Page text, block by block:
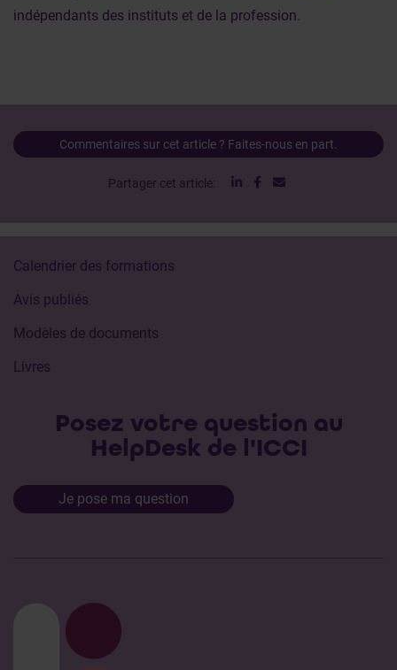
indépendants des instituts et de la profession.
Commentaires sur cet article ? Faites-nous en part.
Partager cet article:
Calendrier des formations
Avis publiés
Modèles de documents
Livres
Posez votre question au
HelpDesk de l'ICCI
Je pose ma question